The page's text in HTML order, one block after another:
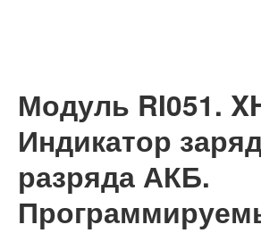
Модуль RI051.
Индикатор
разряда АКБ.